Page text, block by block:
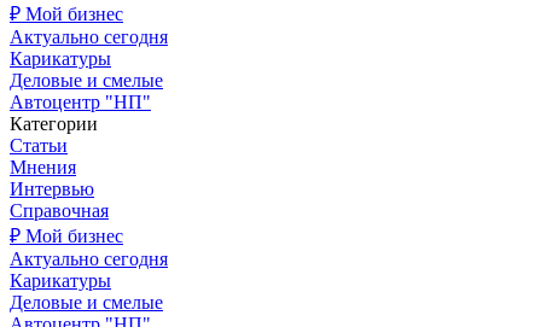
₽ Мой бизнес
Актуально сегодня
Карикатуры
Деловые и смелые
Автоцентр "НП"
Категории
Статьи
Мнения
Интервью
Справочная
₽ Мой бизнес
Актуально сегодня
Карикатуры
Деловые и смелые